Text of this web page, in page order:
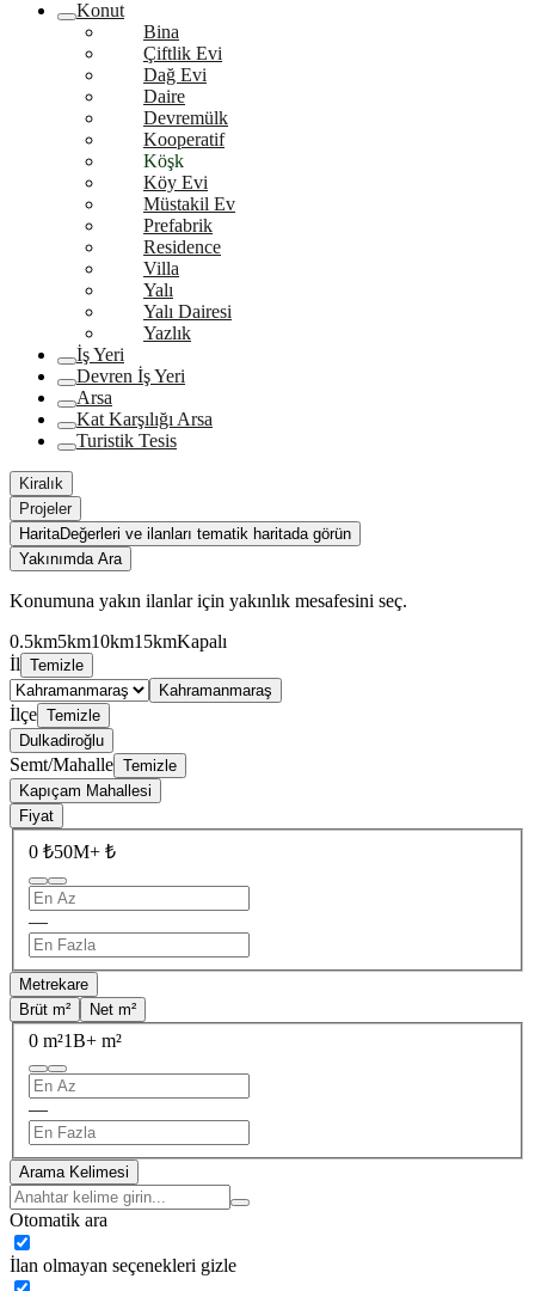
Konut
Bina
Çiftlik Evi
Dağ Evi
Daire
Devremülk
Kooperatif
Köşk
Köy Evi
Müstakil Ev
Prefabrik
Residence
Villa
Yalı
Yalı Dairesi
Yazlık
İş Yeri
Devren İş Yeri
Arsa
Kat Karşılığı Arsa
Turistik Tesis
Kiralık
Projeler
HaritaDeğerleri ve ilanları tematik haritada görün
Yakınımda Ara
Konumuna yakın ilanlar için yakınlık mesafesini seç.
0.5km5km10km15kmKapalı
İl Temizle
Kahramanmaraş
İlçe Temizle
Dulkadiroğlu
Semt/Mahalle Temizle
Kapıçam Mahallesi
Fiyat
0 ₺50M+ ₺
—
Metrekare
Brüt m²
Net m²
0 m²1B+ m²
—
Arama Kelimesi
Otomatik ara
İlan olmayan seçenekleri gizle